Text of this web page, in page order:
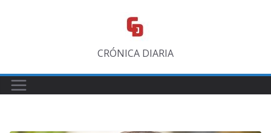
CRÓNICA DIARIA